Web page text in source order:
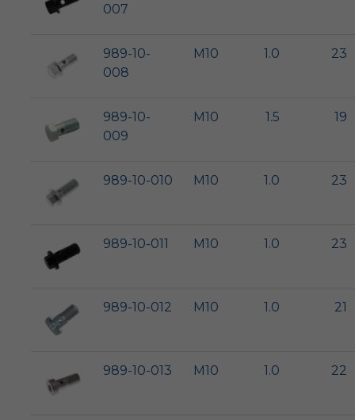
007
989-10-
008
M10 1.0 23
989-10-
009
M10 1.5 19
989-10-010 M10 1.0 23
989-10-011 M10 1.0 23
989-10-012 M10 1.0 21
989-10-013 M10 1.0 22